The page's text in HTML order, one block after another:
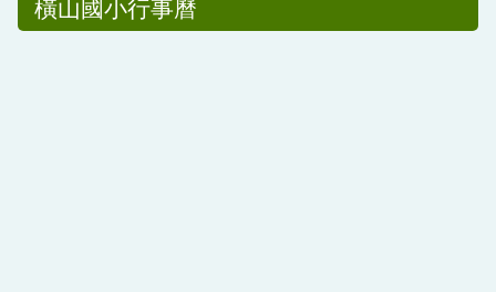
橫山國小行事曆